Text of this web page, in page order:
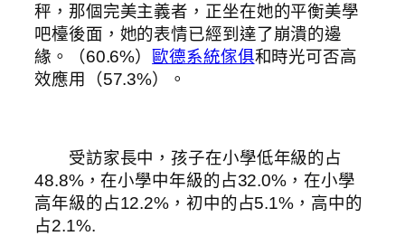
秤，那個完美主義者，正坐在她的平衡美學
吧檯後面，她的表情已經到達了崩潰的邊
緣。（60.6%） 歐德系統傢俱和時光可否高
效應用（57.3%）。
受訪家長中，孩子在小學低年級的占
48.8%，在小學中年級的占32.0%，在小學
高年級的占12.2%，初中的占5.1%，高中的
占2.1%.